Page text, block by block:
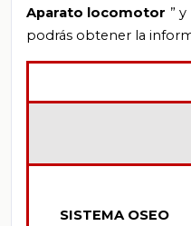
Aparato locomotor ”
podrás obtener la
SISTEMA OSEO